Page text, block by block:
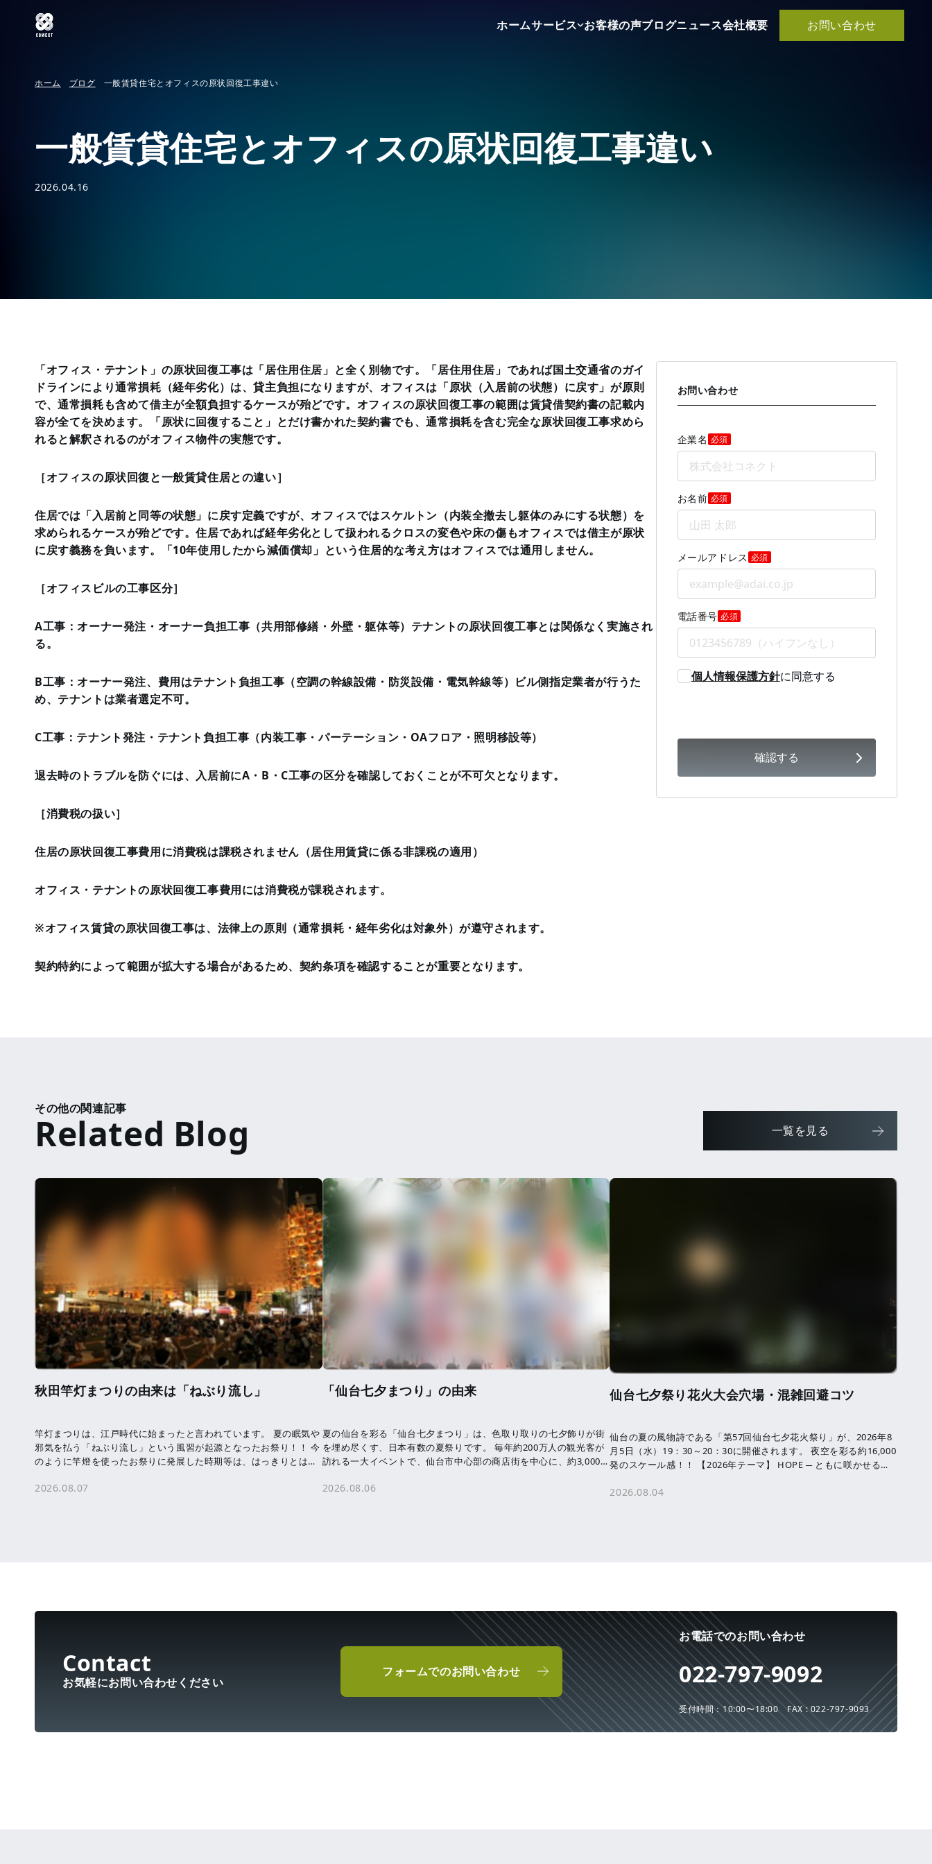
ホームサービス
不動産広告
お客様の声ブログニュース会社概要 お問い合わせ
ホーム ブログ 一般賃貸住宅とオフィスの原状回復工事違い
一般賃貸住宅とオフィスの原状回復工事違い
2026.04.16
「オフィス・テナント」の原状回復工事は「居住用住居」と全く別物です。「居住用住居」であれば国土交通省のガイ
ドラインにより通常損耗（経年劣化）は、貸主負担になりますが、 オフィスは「原状（入居前の状態）に戻す」が原則
で、通常損耗も含めて借主が全額負担するケースが殆どです。オフィスの原状回復工事の範囲は賃貸借契約書の記載内
容が全てを決めます。「原状に回復すること」とだけ書かれた契約書でも、通常損耗を含む完全な原状回復工事求めら
れると解釈されるのがオフィス物件の実態です。
［オフィスの原状回復と一般賃貸住居との違い］
住居では「入居前と同等の状態」に戻す定義ですが、オフィスではスケルトン（内装全撤去し躯体のみにする状態）を
求められるケースが殆どです。住居であれば経年劣化として扱われるクロスの変色や床の傷もオフィスでは借主が原状
に戻す義務を負います。「10年使用したから減価償却」という住居的な考え方はオフィスでは通用しません。
［オフィスビルの工事区分］
A工事：オーナー発注・オーナー負担工事（共用部修繕・外壁・躯体等）テナントの原状回復工事とは関係なく実施され
る。
B工事：オーナー発注、費用はテナント負担工事（空調の幹線設備・防災設備・電気幹線等）ビル側指定業者が行うた
め、テナントは業者選定不可。
C工事：テナント発注・テナント負担工事（内装工事・パーテーション・OAフロア・照明移設等）
退去時のトラブルを防ぐには、入居前にA・B・C工事の区分を確認しておくことが不可欠となります。
［消費税の扱い］
住居の原状回復工事費用に消費税は課税されません（居住用賃貸に係る非課税の適用）
オフィス・テナントの原状回復工事費用には消費税が課税されます。
※オフィス賃貸の原状回復工事は、法律上の原則（通常損耗・経年劣化は対象外）が遵守されます。
契約特約によって範囲が拡大する場合があるため、契約条項を確認することが重要となります。
お問い合わせ
企業名 必須
お名前 必須
メールアドレス 必須
電話番号 必須
個人情報保護方針に同意する
確認する
その他の関連記事
一覧を見る
秋田竿灯まつりの由来は「ねぶり流し」
竿灯まつりは、江戸時代に始まったと言われています。 夏の眠気や
邪気を払う「ねぶり流し」という風習が起源となったお祭り！！ 今
のように竿燈を使ったお祭りに発展した時期等は、はっきりとはわ
2026.08.07
「仙台七夕まつり」の由来
夏の仙台を彩る「仙台七夕まつり」は、色取り取りの七夕飾りが街
を埋め尽くす、日本有数の夏祭りです。 毎年約200万人の観光客が
訪れる一大イベントで、仙台市中心部の商店街を中心に、約3,000
2026.08.06
仙台七夕祭り花火大会穴場・混雑回避コツ
仙台の夏の風物詩である「第57回仙台七夕花火祭り」が、2026年8
月5日（水）19：30～20：30に開催されます。 夜空を彩る約16,000
発のスケール感！！ 【2026年テーマ】 HOPE ─ ともに咲かせる、
2026.08.04
お気軽にお問い合わせください
フォームでのお問い合わせ
お電話でのお問い合わせ
022-797-9092
受付時間：10:00〜18:00FAX : 022-797-9093